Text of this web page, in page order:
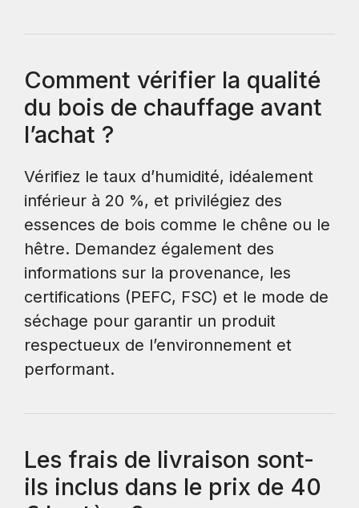
Comment vérifier la qualité
du bois de chauffage avant
l’achat ?
Vérifiez le taux d’humidité, idéalement
inférieur à 20 %, et privilégiez des
essences de bois comme le chêne ou le
hêtre. Demandez également des
informations sur la provenance, les
certifications (PEFC, FSC) et le mode de
séchage pour garantir un produit
respectueux de l’environnement et
performant.
Les frais de livraison sont-
ils inclus dans le prix de 40